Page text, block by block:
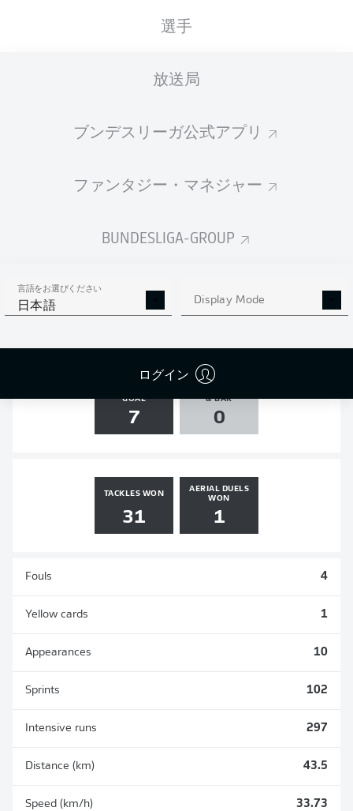
選手
放送局
ブンデスリーガ公式アプリ
ファンタジー・マネジャー
BUNDESLIGA-GROUP
言語をお選びください
日本語 Display Mode
ログイン
2025/2026
統計 シーズン 2025/2026
GOALS PENALTIES
GOAL
7
& BAR
0
TACKLES WON
31
AERIAL DUELS
WON
1
Fouls 4
Yellow cards 1
Appearances 10
Sprints 102
Intensive runs 297
Distance (km) 43.5
Speed (km/h) 33.73